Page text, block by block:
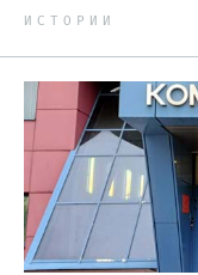
ИСТОРИИ